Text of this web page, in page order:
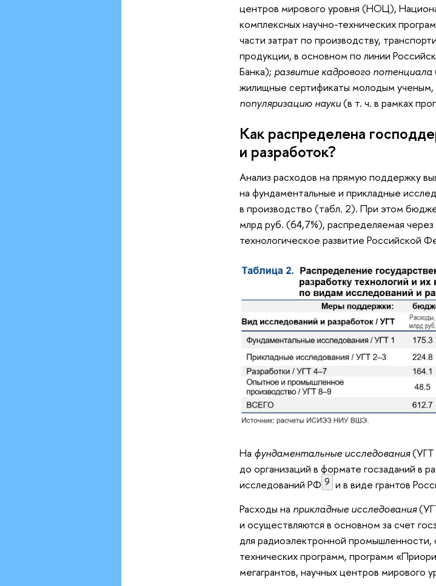
центров мирового уровня (НОЦ),
комплексных научно-технических
части затрат по производству,
продукции, в основном по линии
Банка); развитие кадрового потенциала
жилищные сертификаты молодым
популяризацию науки(в т. ч. в рамках
Как распределена
и разработок?
Анализ расходов на прямую поддержку
на фундаментальные и прикладные
в производство (табл. 2). При этом
млрд руб. (64,7%), распределяемая
технологическое развитие Российской
На фундаментальные исследования(УГТ
до организаций в формате госзаданий в
исследований РФ 9 и в виде грантов
Расходы на прикладные исследования
и осуществляются в основном за счет
для радиоэлектронной промышленности,
технических программ, программ
мегагрантов, научных центров мирового